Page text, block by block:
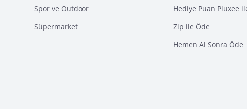
Spor ve Outdoor
Süpermarket
Hediye Puan Pluxee
Zip ile Öde
Hemen Al Sonra Öde